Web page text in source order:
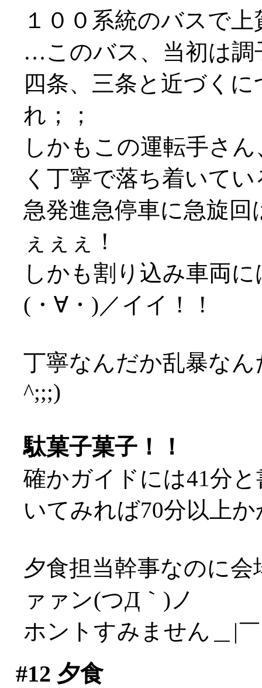
１００系統のバスで
…このバス、当初は調
四条、三条と近づく
れ；；
しかもこの運転手さ
く丁寧で落ち着いて
急発進急停車に急旋
ぇぇぇ！
しかも割り込み車両
(・∀・)／イイ！！
丁寧なんだか乱暴な
^;;;)
駄菓子菓子！！
確かガイドには41分
いてみれば70分以上
夕食担当幹事なのに
ァァン(つД｀)ノ
ホントすみません＿|
#12 夕食